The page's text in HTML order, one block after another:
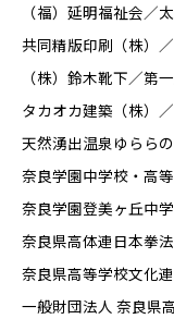
（福）延明福祉会
共同精版印刷（株）
（株）鈴木靴下
第
タカオカ建築（株）
天然湧出温泉ゆらら
奈良学園中学校・高
奈良学園登美ヶ丘中
奈良県高体連日本拳
奈良県高等学校文化
一般財団法人 奈良県